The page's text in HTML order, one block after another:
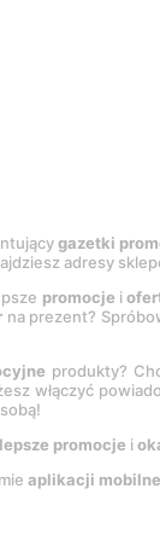
gazetki
adresy
promocje i
na prezent?
produkty?
włączyć
promocje i
aplikacji